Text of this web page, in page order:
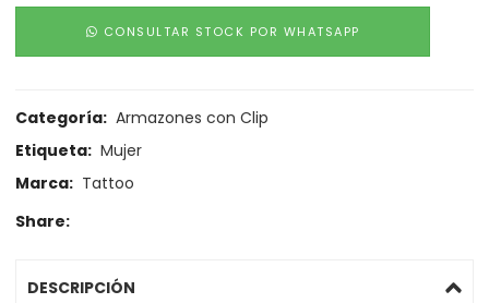
CONSULTAR STOCK POR WHATSAPP
Categoría: Armazones con Clip
Etiqueta: Mujer
Marca: Tattoo
Share:
DESCRIPCIÓN